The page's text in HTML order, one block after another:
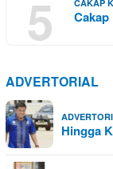
5 CAKAP
ADVERTORIAL
Hingga